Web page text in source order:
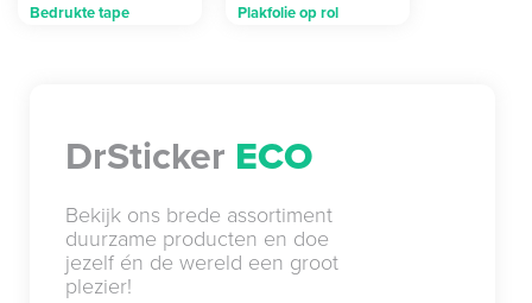
Bedrukte tape Plakfolie op rol
DrSticker ECO
Bekijk ons brede assortiment
duurzame producten en doe
jezelf én de wereld een groot
plezier!